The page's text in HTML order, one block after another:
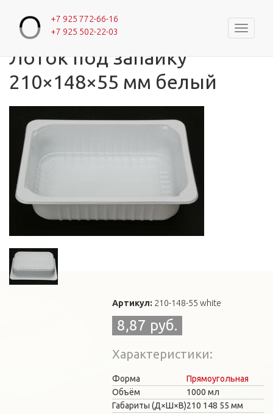
+7 925 772-66-16
+7 925 502-22-03
Главная
Лоток под запайку
210×148×55 мм белый
Артикул: 210-148-55 white
8,87 руб.
Характеристики
Форма
Прямоугольная
Объём
1000 мл
Габариты (Д×Ш×В)210 148 55 мм